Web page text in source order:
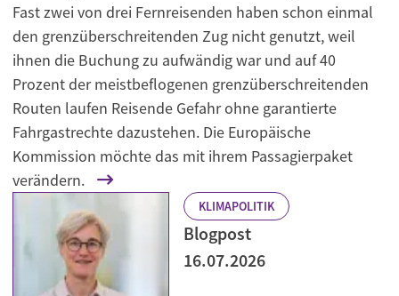
Fast zwei von drei Fernreisenden haben schon einmal
den grenzüberschreitenden Zug nicht genutzt, weil
ihnen die Buchung zu aufwändig war und auf 40
Prozent der meistbeflogenen grenzüberschreitenden
Routen laufen Reisende Gefahr ohne garantierte
Fahrgastrechte dazustehen. Die Europäische
Kommission möchte das mit ihrem Passagierpaket
verändern.
KLIMAPOLITIK
Blogpost
16.07.2026